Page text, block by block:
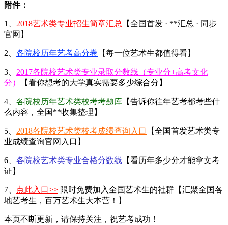
附件：
1、 2018艺术类专业招生简章汇总
【全国首发 · **汇总 · 同步
官网】
2、 各院校历年艺考高分卷 【每一位艺术生都值得看】
3、 2017各院校艺术类专业录取分数线（专业分+高考文化
分）
【看你想考的大学真实需要多少综合分】
4、 各院校历年艺术类校考考题库 【告诉你往年艺考都考些什
么内容，全国**收集整理】
5、 2018各院校艺术类校考成绩查询入口
【全国首发艺术类专
业成绩查询官网入口】
6、 各院校艺术类专业合格分数线 【看历年多少分才能拿文考
证】
7、 点此入口>> 限时免费加入全国艺术生的社群【汇聚全国各
地艺考生，百万艺术生大本营！】
本页不断更新，请保持关注，祝艺考成功！